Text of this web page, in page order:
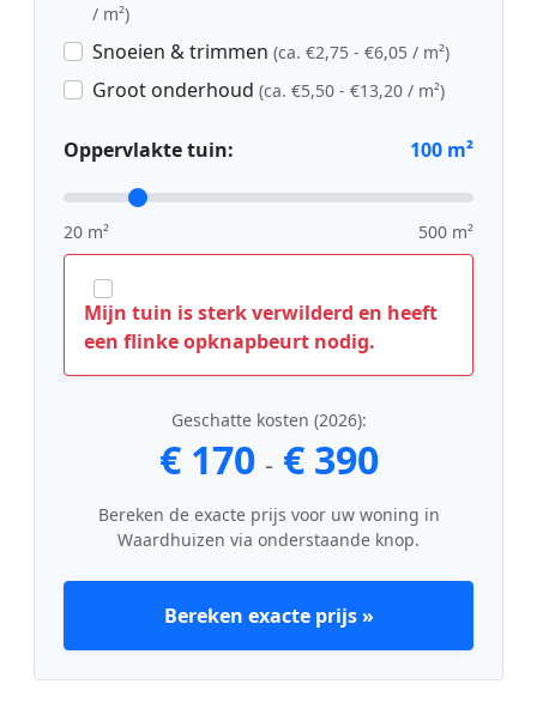
/ m²)
Snoeien & trimmen (ca. €2,75 - €6,05 / m²)
Groot onderhoud (ca. €5,50 - €13,20 / m²)
Oppervlakte tuin: 100 m²
20 m² 500 m²
Mijn tuin is sterk verwilderd en heeft
een flinke opknapbeurt nodig.
Geschatte kosten (2026):
€ 170 - € 390
Bereken de exacte prijs voor uw woning in
Waardhuizen via onderstaande knop.
Bereken exacte prijs »